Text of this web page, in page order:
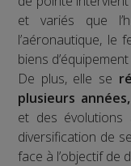
et variés que
l’aéronautique, le
biens
De plus, elle se
plusieurs années,
et des évolutions
diversification de
face à l’objectif de